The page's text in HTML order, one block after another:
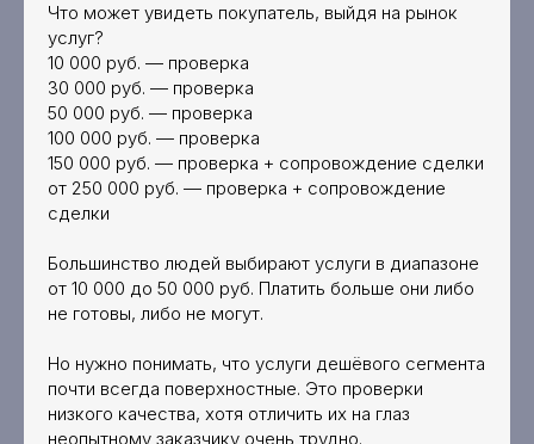
Что может увидеть покупатель, выйдя на рынок
услуг?
10 000 руб. — проверка
30 000 руб. — проверка
50 000 руб. — проверка
100 000 руб. — проверка
150 000 руб. — проверка + сопровождение сделки
от 250 000 руб. — проверка + сопровождение
сделки
Большинство людей выбирают услуги в диапазоне
от 10 000 до 50 000 руб. Платить больше они либо
не готовы, либо не могут.
Но нужно понимать, что услуги дешёвого сегмента
почти всегда поверхностные. Это проверки
низкого качества, хотя отличить их на глаз
неопытному заказчику очень трудно.